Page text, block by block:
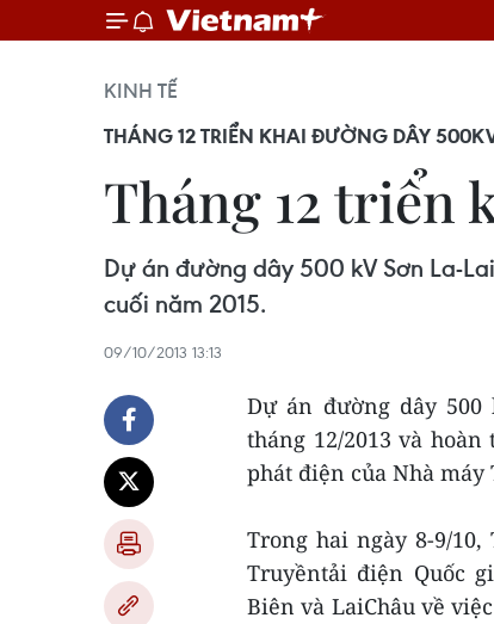
KINH TẾ
THÁNG 12 TRIỂN KHAI ĐƯỜNG DÂY
Tháng 12 triển
Dự án đường dây 500 kV Sơn La-
cuối năm 2015.
09/10/2013 13:13
Dự án đường dây 500
tháng 12/2013 và
phát điện của Nhà máy
Trong hai ngày 8-9/
Truyềntải điện Quốc
Biên và LaiChâu về